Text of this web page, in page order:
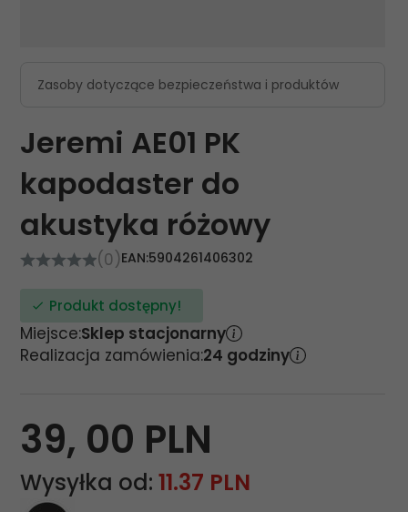
Zasoby dotyczące bezpieczeństwa i produktów
Jeremi AE01 PK
kapodaster do
akustyka różowy
(0)EAN:5904261406302
Produkt dostępny!
Miejsce:Sklep stacjonarny
Realizacja zamówienia:24 godziny
39, 00 PLN
Wysyłka od: 11.37 PLN